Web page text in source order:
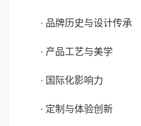
· 品牌历史与设计传承
· 产品工艺与美学
· 国际化影响力
· 定制与体验创新